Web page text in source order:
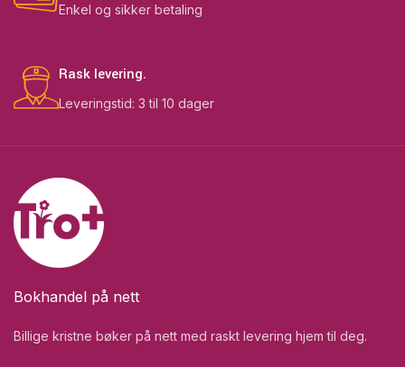
Enkel og sikker betaling
Rask levering.
Leveringstid: 3 til 10 dager
Bokhandel på nett
Billige kristne bøker på nett med raskt levering hjem til deg.